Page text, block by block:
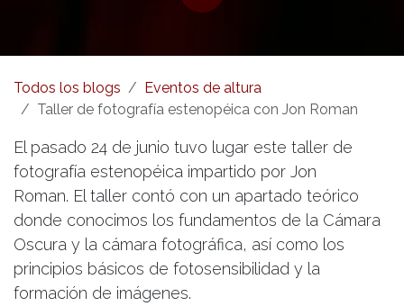
Todos los blogs
Eventos de altura
Taller de fotografía estenopéica con Jon Roman
El pasado 24 de junio tuvo lugar este taller de
fotografía estenopéica impartido por Jon
Roman. El taller contó con un apartado teórico
donde conocimos los fundamentos de la Cámara
Oscura y la cámara fotográfica, así como los
principios básicos de fotosensibilidad y la
formación de imágenes.